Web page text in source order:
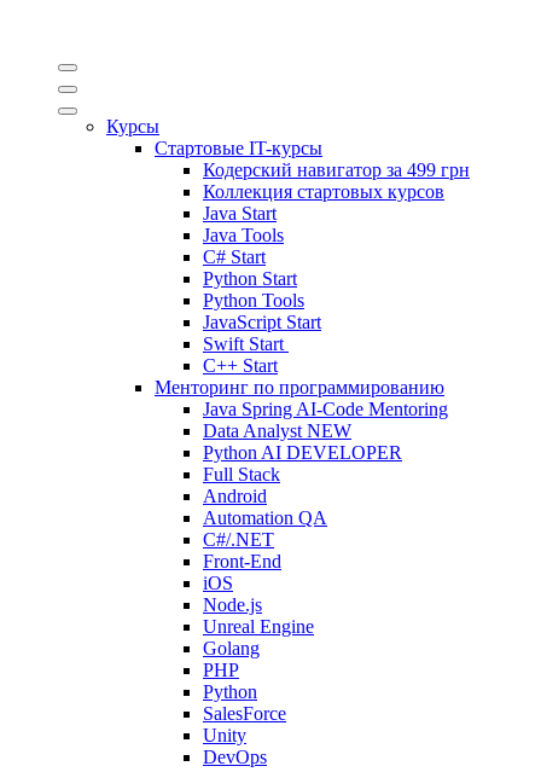
Курсы
Стартовые IT-курсы
Кодерский навигатор за 499 грн
Коллекция стартовых курсов
Java Start
Java Tools
C# Start
Python Start
Python Tools
JavaScript Start
Swift Start
C++ Start
Менторинг по программированию
Java Spring AI-Code Mentoring
Data Analyst NEW
Python AI DEVELOPER
Full Stack
Android
Automation QA
C#/.NET
Front-End
iOS
Node.js
Unreal Engine
Golang
PHP
Python
SalesForce
Unity
DevOps